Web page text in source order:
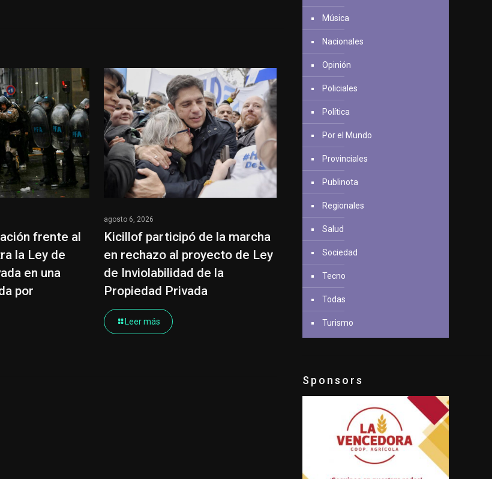
frente al
la Ley de
en una
por
agosto 6, 2026
Kicillof participó de la marcha
en rechazo al proyecto de Ley
de Inviolabilidad de la
Propiedad Privada
Leer más
Música
Nacionales
Opinión
Policiales
Política
Por el Mundo
Provinciales
Publinota
Regionales
Salud
Sociedad
Tecno
Todas
Turismo
Sponsors